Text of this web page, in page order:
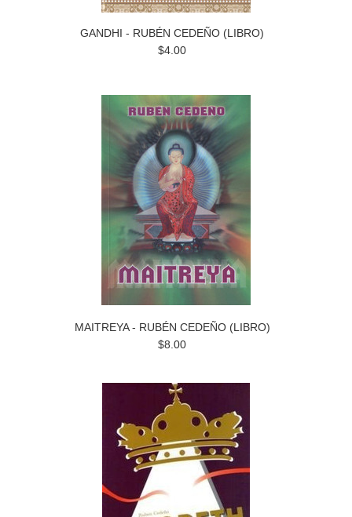
GANDHI - RUBÉN CEDEÑO (LIBRO)
$4.00
MAITREYA - RUBÉN CEDEÑO (LIBRO)
$8.00